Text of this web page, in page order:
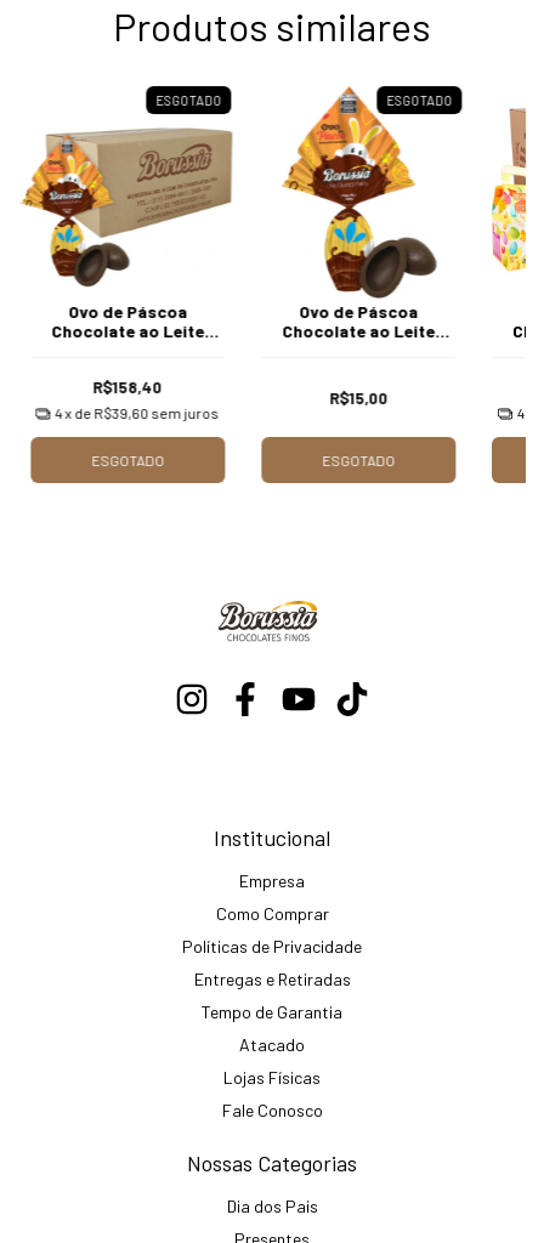
Produtos similares
ESGOTADO
Ovo de Páscoa
Chocolate ao Leite
R$158,40
4x de R$39,60 sem juros
ESGOTADO
ESGOTADO
Ovo de Páscoa
Chocolate ao Leite
R$15,00
ESGOTADO
4
Institucional
Empresa
Como Comprar
Políticas de Privacidade
Entregas e Retiradas
Tempo de Garantia
Atacado
Lojas Físicas
Fale Conosco
Nossas Categorias
Dia dos Pais
Presentes